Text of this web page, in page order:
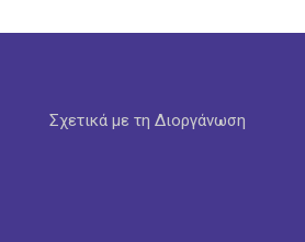
Σχετικά με τη Διοργάνωση